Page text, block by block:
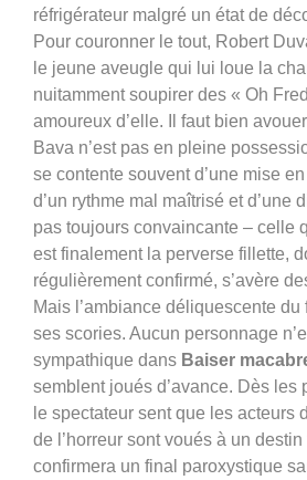
réfrigérateur malgré un état de
Pour couronner le tout, Robert
le jeune aveugle qui lui loue la
nuitamment soupirer des « Oh
amoureux d’elle. Il faut bien
Bava n’est pas en pleine
se contente souvent d’une mise
d’un rythme mal maîtrisé et d’une
pas toujours convaincante – celle
est finalement la perverse fillette,
régulièrement confirmé, s’avère
Mais l’ambiance déliquescente du
ses scories. Aucun personnage
sympathique dans Baiser
semblent joués d’avance. Dès les
le spectateur sent que les acteurs
de l’horreur sont voués à un
confirmera un final paroxystique